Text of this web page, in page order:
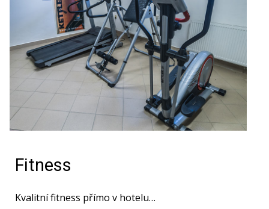
Fitness
Kvalitní fitness přímo v hotelu…